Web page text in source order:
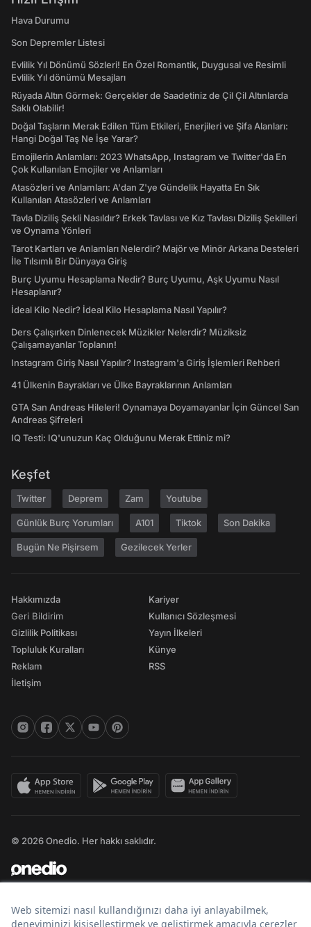
Hava Durumu
Son Depremler Listesi
Evlilik Yıl Dönümü Sözleri! En Özel Romantik, Duygusal ve Resimli
Evlilik Yıl dönümü Mesajları
Rüyada Altın Görmek: Gerçekler de Saadetiniz de Çil Çil Altınlarda
Saklı Olabilir!
Doğal Taşların Merak Edilen Tüm Etkileri, Enerjileri ve Şifa Alanları:
Hangi Doğal Taş Ne İşe Yarar?
Emojilerin Anlamları: 2023 WhatsApp, Instagram ve Twitter'da En
Çok Kullanılan Emojiler ve Anlamları
Atasözleri ve Anlamları: A'dan Z'ye Gündelik Hayatta En Sık
Kullanılan Atasözleri ve Anlamları
Tavla Diziliş Şekli Nasıldır? Erkek Tavlası ve Kız Tavlası Diziliş Şekilleri
ve Oynama Yönleri
Tarot Kartları ve Anlamları Nelerdir? Majör ve Minör Arkana Desteleri
İle Tılsımlı Bir Dünyaya Giriş
Burç Uyumu Hesaplama Nedir? Burç Uyumu, Aşk Uyumu Nasıl
Hesaplanır?
İdeal Kilo Nedir? İdeal Kilo Hesaplama Nasıl Yapılır?
Ders Çalışırken Dinlenecek Müzikler Nelerdir? Müziksiz
Çalışamayanlar Toplanın!
Instagram Giriş Nasıl Yapılır? Instagram'a Giriş İşlemleri Rehberi
41 Ülkenin Bayrakları ve Ülke Bayraklarının Anlamları
GTA San Andreas Hileleri! Oynamaya Doyamayanlar İçin Güncel San
Andreas Şifreleri
IQ Testi: IQ'unuzun Kaç Olduğunu Merak Ettiniz mi?
Keşfet
Twitter Deprem Zam Youtube
Günlük Burç Yorumları A101 Tiktok Son Dakika
Bugün Ne Pişirsem Gezilecek Yerler
Hakkımızda
Geri Bildirim
Gizlilik Politikası
Topluluk Kuralları
Reklam
İletişim
Kariyer
Kullanıcı Sözleşmesi
Yayın İlkeleri
Künye
RSS
© 2026 Onedio. Her hakkı saklıdır.
Bir markasıdır.